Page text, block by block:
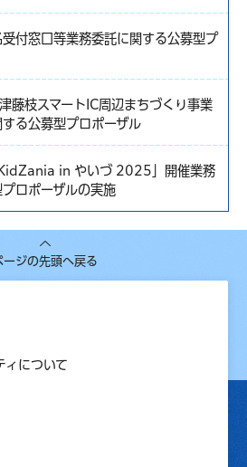
付窓口等業務委託に関する公募型プ
藤枝スマートIC周辺まちづくり事業
る公募型プロポーザル
in やいづ 2025」開催業務
ロポーザルの実施
ージの先頭へ戻る
ィについて